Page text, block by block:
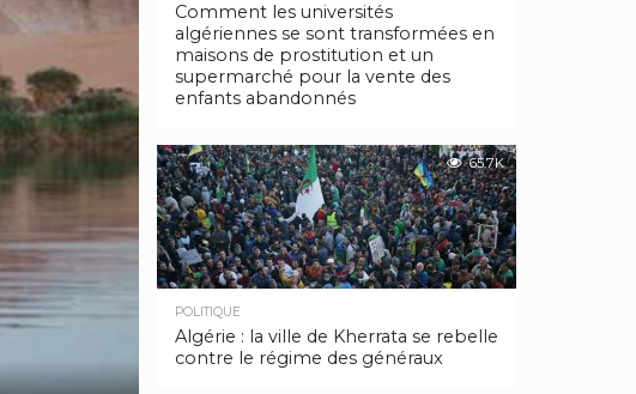
Comment les universités
algériennes se sont transformées en
maisons de prostitution et un
supermarché pour la vente des
enfants abandonnés
65.7K
POLITIQUE
Algérie : la ville de Kherrata se rebelle
contre le régime des généraux